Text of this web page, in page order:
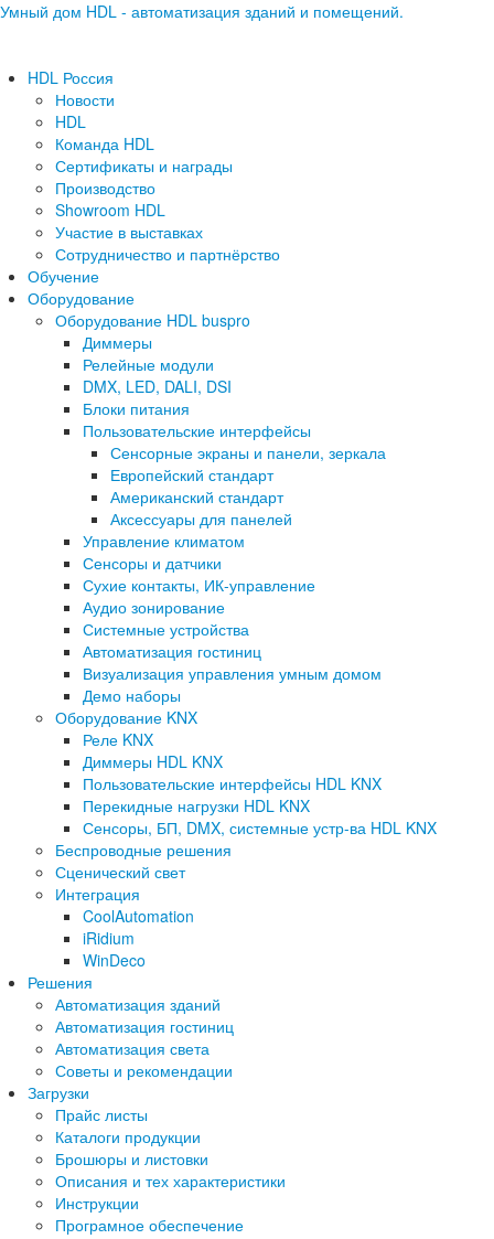
Умный дом HDL - автоматизация зданий и помещений.
HDL Россия
Новости
HDL
Команда HDL
Сертификаты и награды
Производство
Showroom HDL
Участие в выставках
Сотрудничество и партнёрство
Обучение
Оборудование
Оборудование HDL buspro
Диммеры
Релейные модули
DMX, LED, DALI, DSI
Блоки питания
Пользовательские интерфейсы
Сенсорные экраны и панели, зеркала
Европейский стандарт
Американский стандарт
Аксессуары для панелей
Управление климатом
Сенсоры и датчики
Сухие контакты, ИК-управление
Аудио зонирование
Системные устройства
Автоматизация гостиниц
Визуализация управления умным домом
Демо наборы
Оборудование KNX
Реле KNX
Диммеры HDL KNX
Пользовательские интерфейсы HDL KNX
Перекидные нагрузки HDL KNX
Сенсоры, БП, DMX, системные устр-ва HDL KNX
Беспроводные решения
Сценический свет
Интеграция
CoolAutomation
iRidium
WinDeco
Решения
Автоматизация зданий
Автоматизация гостиниц
Автоматизация света
Советы и рекомендации
Загрузки
Прайс листы
Каталоги продукции
Брошюры и листовки
Описания и тех характеристики
Инструкции
Програмное обеспечение